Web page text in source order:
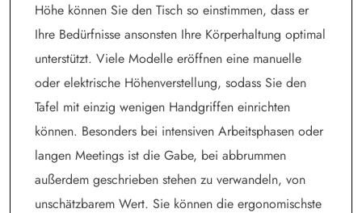
Höhe können Sie den Tisch so einstimmen, dass er
Ihre Bedürfnisse ansonsten Ihre Körperhaltung optimal
unterstützt. Viele Modelle eröffnen eine manuelle
oder elektrische Höhenverstellung, sodass Sie den
Tafel mit einzig wenigen Handgriffen einrichten
können. Besonders bei intensiven Arbeitsphasen oder
langen Meetings ist die Gabe, bei abbrummen
außerdem geschrieben stehen zu verwandeln, von
unschätzbarem Wert. Sie können die ergonomischste